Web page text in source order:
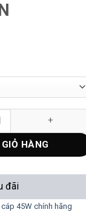
AI Key Galaxy
HÀNG
đãi
45W chính hãng